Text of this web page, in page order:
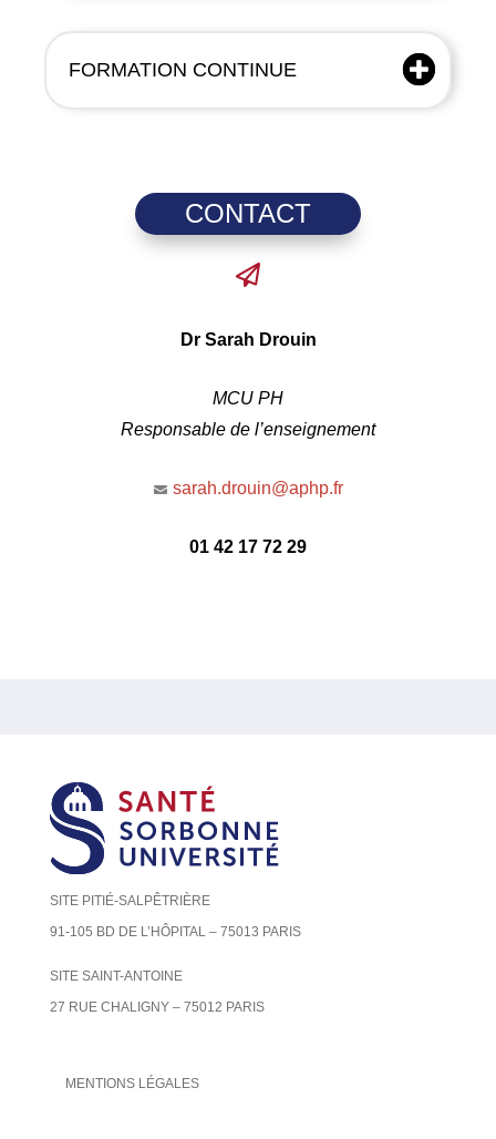
FORMATION CONTINUE
CONTACT
Dr Sarah Drouin
MCU PH
Responsable de l’enseignement
sarah.drouin@aphp.fr
01 42 17 72 29
SITE PITIÉ-SALPÊTRIÈRE
91-105 BD DE L’HÔPITAL – 75013 PARIS
SITE SAINT-ANTOINE
27 RUE CHALIGNY – 75012 PARIS
MENTIONS LÉGALES